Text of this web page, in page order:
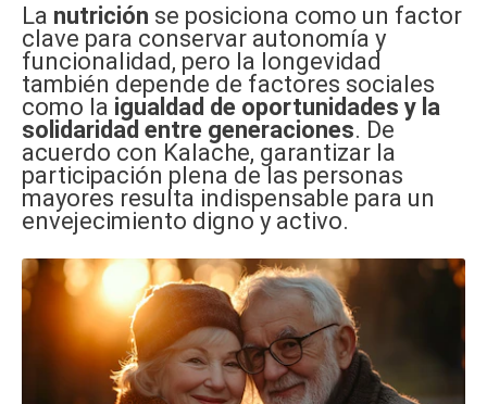
La nutrición se posiciona como un factor
clave para conservar autonomía y
funcionalidad, pero la longevidad
también depende de factores sociales
como la igualdad de oportunidades y la
solidaridad entre generaciones. De
acuerdo con Kalache, garantizar la
participación plena de las personas
mayores resulta indispensable para un
envejecimiento digno y activo.